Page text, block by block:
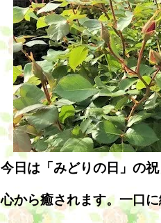
今日は「みどりの日」の
心から癒されます。一口